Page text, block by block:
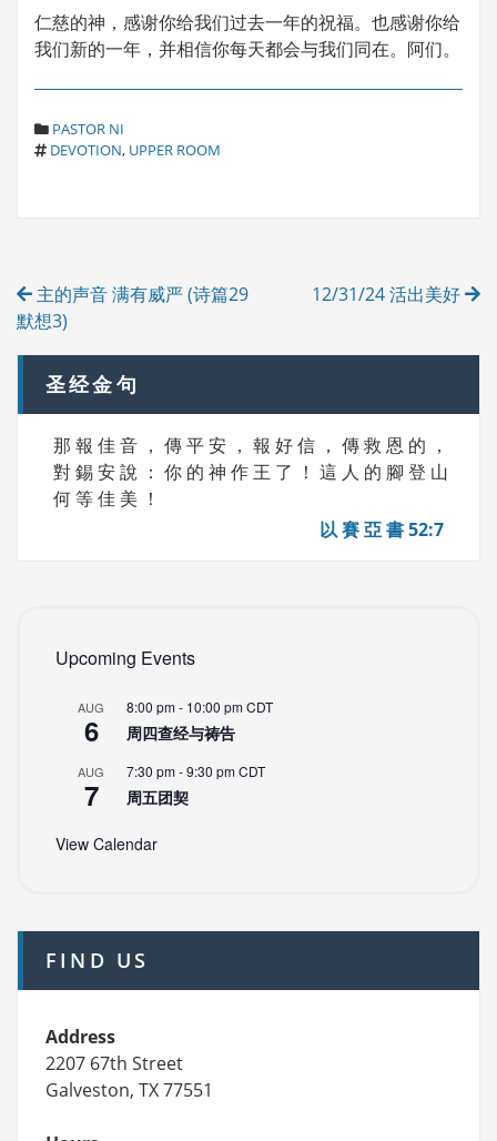
仁慈的神，感谢你给我们过去一年的祝福。也感谢你给
我们新的一年，并相信你每天都会与我们同在。阿们。
C
A
E
S
PASTOR NI
T
DEVOTION, UPPER ROOM
Post
navigation
主的声音 满有威严 (诗篇29
默想3)
12/31/24 活出美好
圣经金句
那 報 佳 音 ， 傳 平 安 ， 報 好 信 ， 傳 救 恩 的 ，
對 錫 安 說 ： 你 的 神 作 王 了 ！ 這 人 的 腳 登 山
何 等 佳 美 ！
以 賽 亞 書 52:7
Upcoming Events
AUG
6
8:00 pm- 10:00 pmCDT
周四查经与祷告
AUG
7
7:30 pm-9:30 pmCDT
周五团契
View Calendar
FIND US
Address
2207 67th Street
Galveston, TX 77551